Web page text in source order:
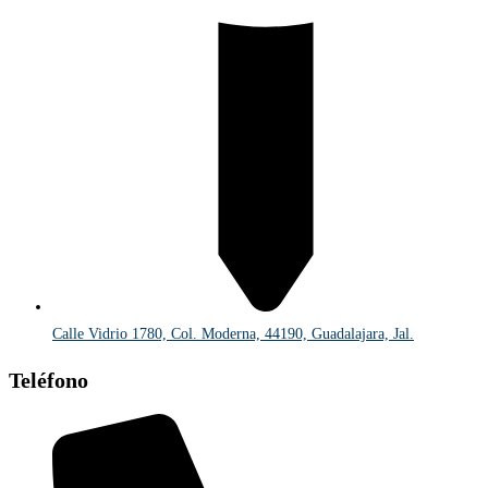
Calle Vidrio 1780, Col. Moderna, 44190, Guadalajara, Jal.
Teléfono